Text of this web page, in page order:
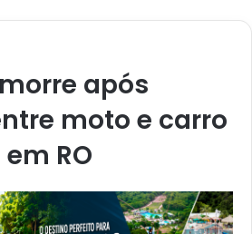
após
moto e carro
RO